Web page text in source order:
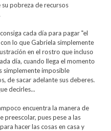
pobreza de recursos
cada día para pagar "el
lo que Gabriela simplemente
en el rostro que incluso
día, cuando llega el momento
simplemente imposible
de sacar adelante sus deberes.
decirles...
encuentra la manera de
preescolar, pues pese a las
hacer las cosas en casa y